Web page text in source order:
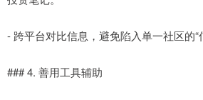
- 跨平台对比信息，避免陷入单一社区的“
### 4. 善用工具辅助